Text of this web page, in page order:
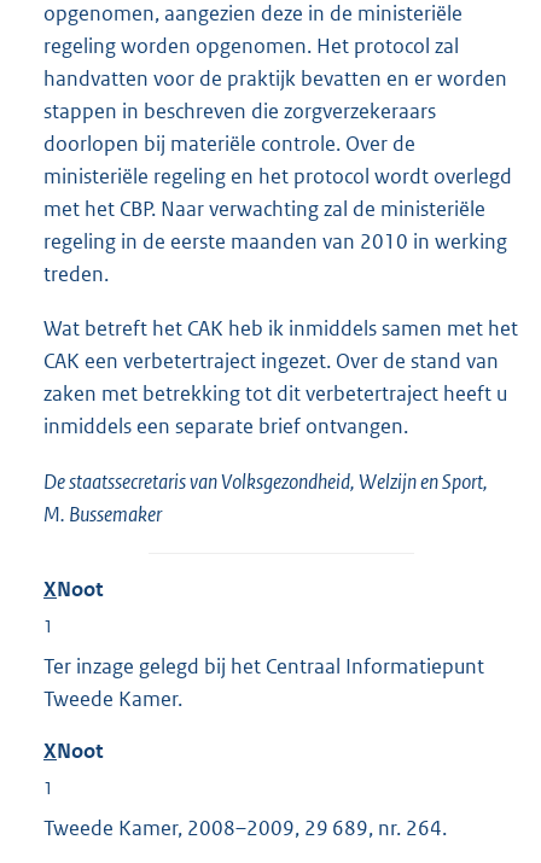
opgenomen, aangezien deze in de ministeriële
regeling worden opgenomen. Het protocol zal
handvatten voor de praktijk bevatten en er worden
stappen in beschreven die zorgverzekeraars
doorlopen bij materiële controle. Over de
ministeriële regeling en het protocol wordt overlegd
met het CBP. Naar verwachting zal de ministeriële
regeling in de eerste maanden van 2010 in werking
treden.
Wat betreft het CAK heb ik inmiddels samen met het
CAK een verbetertraject ingezet. Over de stand van
zaken met betrekking tot dit verbetertraject heeft u
inmiddels een separate brief ontvangen.
De staatssecretaris van Volksgezondheid, Welzijn en Sport,
M. Bussemaker
XNoot
1
Ter inzage gelegd bij het Centraal Informatiepunt
Tweede Kamer.
XNoot
1
Tweede Kamer, 2008–2009, 29 689, nr. 264.